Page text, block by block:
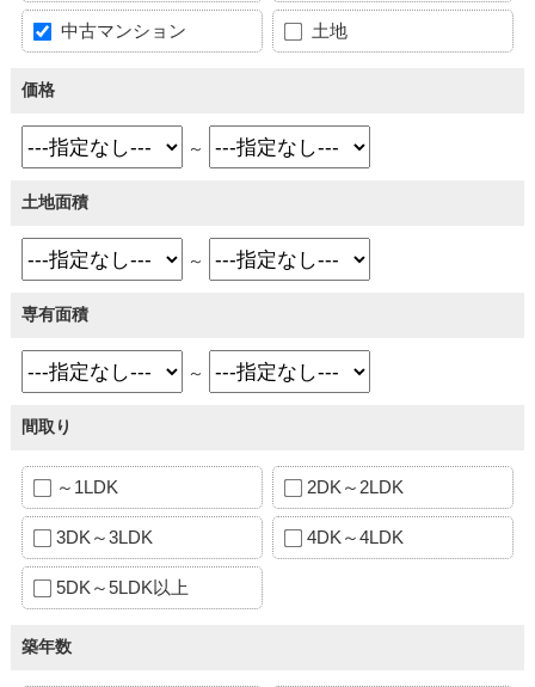
中古マンション 土地
価格
～
土地面積
～
専有面積
～
間取り
～1LDK 2DK～2LDK
3DK～3LDK 4DK～4LDK
5DK～5LDK以上
築年数